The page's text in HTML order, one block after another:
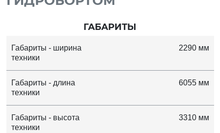
ГАБАРИТЫ
Габариты - ширина
техники
2290 мм
Габариты - длина
техники
6055 мм
Габариты - высота
техники
3310 мм